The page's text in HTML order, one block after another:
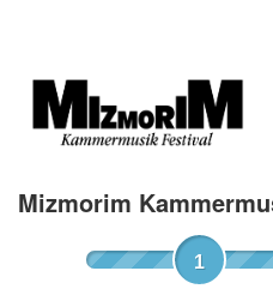
Mizmorim